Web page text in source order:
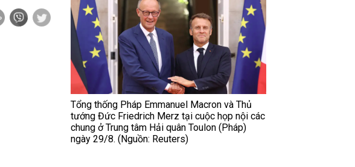
Tổng thống Pháp Emmanuel Macron và Thủ
tướng Đức Friedrich Merz tại cuộc họp nội các
chung ở Trung tâm Hải quân Toulon (Pháp)
ngày 29/8. (Nguồn: Reuters)